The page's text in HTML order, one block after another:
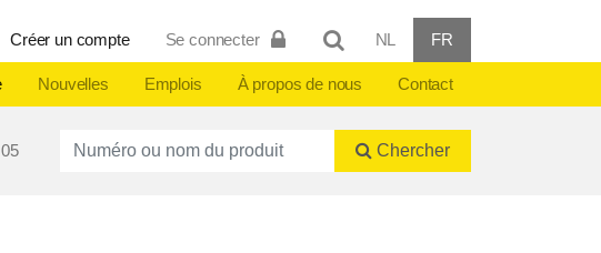
Créer un compte Se connecter NL FR
Nouvelles Emplois À propos de nous Contact
Productnummer of naam Chercher